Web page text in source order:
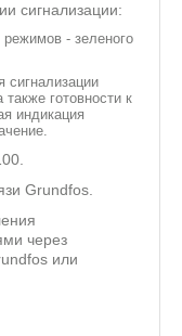
сигнализации:
режимов - зеленого
сигнализации
готовности к
индикация
Grundfos.
через
или